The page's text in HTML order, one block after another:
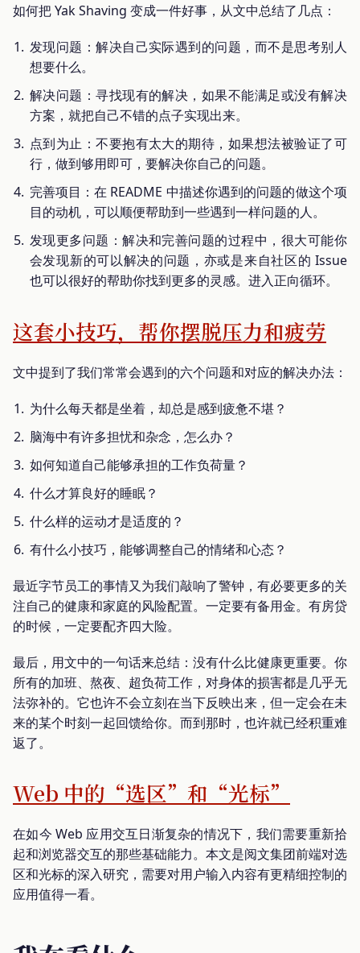
如何把 Yak Shaving 变成一件好事，从文中总结了几点：
发现问题：解决自己实际遇到的问题，而不是思考别人
想要什么。
解决问题：寻找现有的解决，如果不能满足或没有解决
方案，就把自己不错的点子实现出来。
点到为止：不要抱有太大的期待，如果想法被验证了可
行，做到够用即可，要解决你自己的问题。
完善项目：在 README 中描述你遇到的问题的做这个项
目的动机，可以顺便帮助到一些遇到一样问题的人。
发现更多问题：解决和完善问题的过程中，很大可能你
会发现新的可以解决的问题，亦或是来自社区的 Issue
也可以很好的帮助你找到更多的灵感。进入正向循环。
这套小技巧，帮你摆脱压力和疲劳
文中提到了我们常常会遇到的六个问题和对应的解决办法：
为什么每天都是坐着，却总是感到疲惫不堪？
脑海中有许多担忧和杂念，怎么办？
如何知道自己能够承担的工作负荷量？
什么才算良好的睡眠？
什么样的运动才是适度的？
有什么小技巧，能够调整自己的情绪和心态？
最近字节员工的事情又为我们敲响了警钟，有必要更多的关
注自己的健康和家庭的风险配置。一定要有备用金。有房贷
的时候，一定要配齐四大险。
最后，用文中的一句话来总结：没有什么比健康更重要。你
所有的加班、熬夜、超负荷工作，对身体的损害都是几乎无
法弥补的。它也许不会立刻在当下反映出来，但一定会在未
来的某个时刻一起回馈给你。而到那时，也许就已经积重难
返了。
Web 中的“选区”和“光标”
在如今 Web 应用交互日渐复杂的情况下，我们需要重新拾
起和浏览器交互的那些基础能力。本文是阅文集团前端对选
区和光标的深入研究，需要对用户输入内容有更精细控制的
应用值得一看。